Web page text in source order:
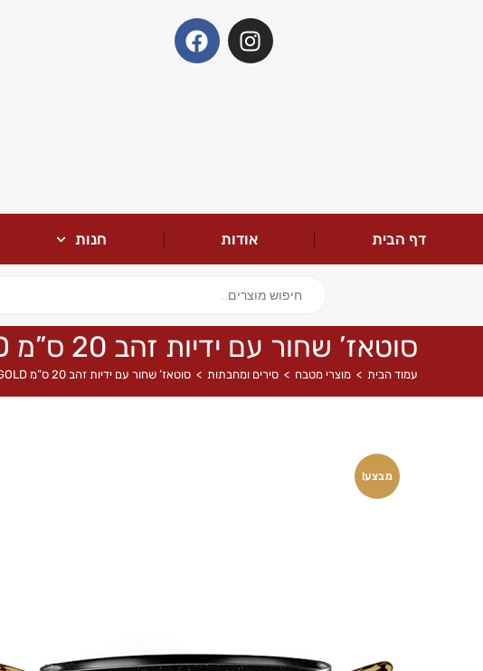
דף הבית אודות חנות
סוטאז’ שחור עם ידיות זהב 20 ס”מ EVERYDAY PLUS MINI GOLD מבית FoodAppeal
עמוד הבית > מוצרי מטבח > סירים ומחבתות > סוטאז’ שחור עם ידיות זהב 20 ס”מ EVERYDAY PLUS MINI GOLD מבית FoodAppeal
מבצע!